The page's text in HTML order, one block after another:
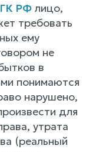
ГК РФ лицо,
требовать
ему
не
в
понимаются
нарушено,
для
утрата
(реальный